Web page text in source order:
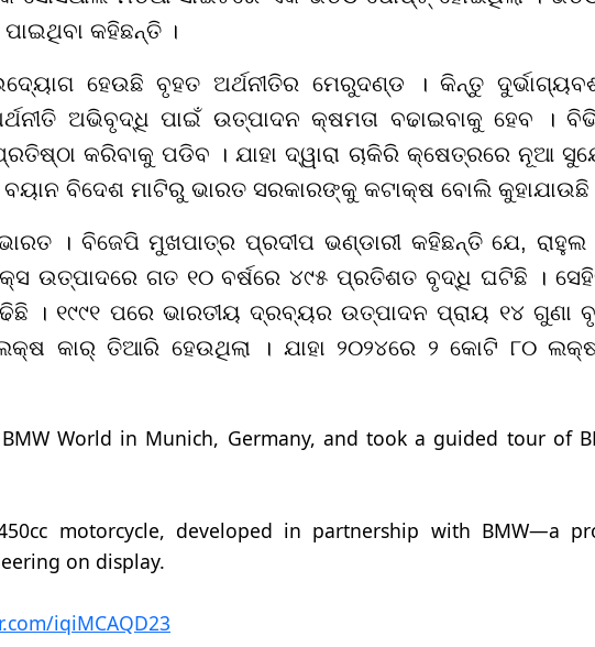
କହିଛନ୍ତି ।
ହେଉଛି ବୃହତ ଅର୍ଥନୀତିର ମେରୁଦଣ୍ଡ । କିନ୍ତୁ
ଅଭିବୃଦ୍ଧି ପାଇଁ ଉତ୍ପାଦନ କ୍ଷମତା ବଢାଇବାକୁ ହେବ ।
କରିବାକୁ ପଡିବ । ଯାହା ଦ୍ୱାରା ଚାକିରି କ୍ଷେତ୍ରରେ ନୂଆ
ବିଦେଶ ମାଟିରୁ ଭାରତ ସରକାରଙ୍କୁ କଟାକ୍ଷ ବୋଲି କୁହାଯାଉଛି
। ବିଜେପି ମୁଖପାତ୍ର ପ୍ରଦୀପ ଭଣ୍ଡାରୀ କହିଛନ୍ତି ଯେ, ରାହୁଲ
ଉତ୍ପାଦରେ ଗତ ୧୦ ବର୍ଷରେ ୪୯୫ ପ୍ରତିଶତ ବୃଦ୍ଧି ଘଟିଛି ।
। ୧୯୯୧ ପରେ ଭାରତୀୟ ଦ୍ରବ୍ୟର ଉତ୍ପାଦନ ପ୍ରାୟ ୧୪ ଗୁଣା
କାର୍ ତିଆରି ହେଉଥିଲା । ଯାହା ୨୦୨୪ରେ ୨ କୋଟି ୮୦
World in Munich, Germany, and took a guided tour of
motorcycle, developed in partnership with BMW—a
on display.
iqiMCAQD23